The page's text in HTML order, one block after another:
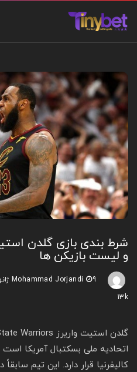
شرط بندی بازی گلدن
و لیست بازیکن ها
Mohammad Jorjandi 9 ژانویه 2022
13k
اتحادیه ملی بسکتبال آمریکا است
کالیفرنیا قرار دارد. این تیم